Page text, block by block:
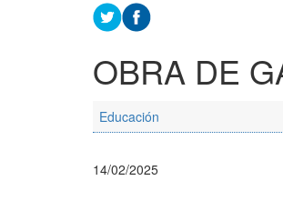
OBRA DE
Educación
14/02/2025